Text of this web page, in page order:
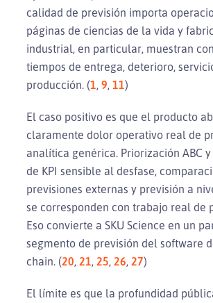
calidad de previsión importa
páginas de ciencias de la vida y
industrial, en particular, muestran
tiempos de entrega, deterioro,
producción. (1, 9, 11)
El caso positivo es que el producto
claramente dolor operativo real de
analítica genérica. Priorización ABC y
de KPI sensible al desfase,
previsiones externas y previsión a
se corresponden con trabajo real de
Eso convierte a SKU Science en un
segmento de previsión del software
chain. (20, 21, 25, 26, 27)
El límite es que la profundidad